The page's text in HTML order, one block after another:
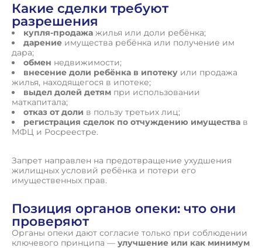
Какие сделки требуют
разрешения
купля-продажа жилья или доли ребёнка;
дарение имущества ребёнка или получение им
дара;
обмен недвижимости;
внесение доли ребёнка в ипотеку или продажа
жилья, находящегося в ипотеке;
выдел долей детям при использовании
маткапитала;
отказ от доли в пользу третьих лиц;
регистрация сделок по отчуждению имущества в
МФЦ и Росреестре.
Запрет направлен на предотвращение ухудшения
жилищных условий ребёнка и потери его
имущественных прав.
Позиция органов опеки: что они
проверяют
Органы опеки дают согласие только при соблюдении
ключевого принципа — улучшение или как минимум